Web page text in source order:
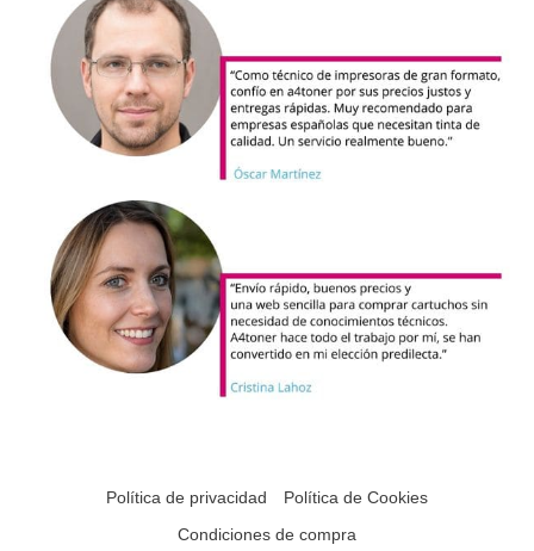
Política de privacidad
Política de Cookies
Condiciones de compra